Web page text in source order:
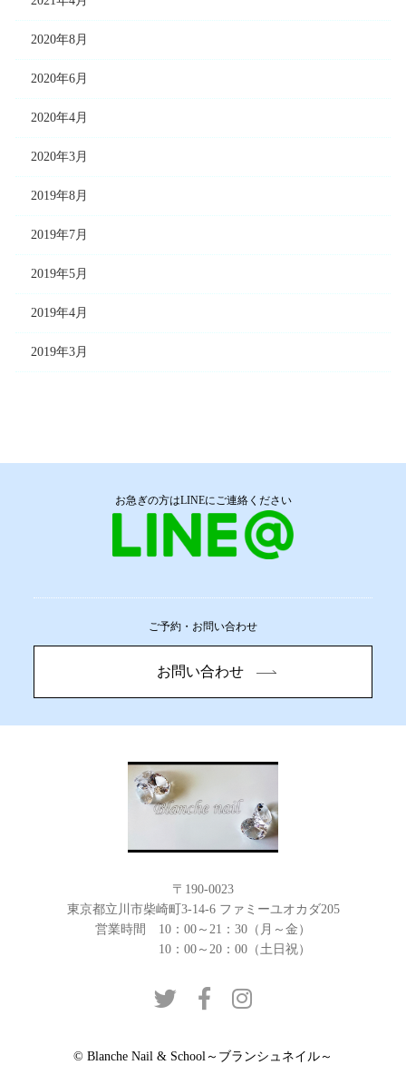
2020年8月
2020年6月
2020年4月
2020年3月
2019年8月
2019年7月
2019年5月
2019年4月
2019年3月
お急ぎの方はLINEにご連絡ください
ご予約・お問い合わせ
お問い合わせ
〒190-0023
東京都立川市柴崎町3-14-6 ファミーユオカダ205
営業時間 10：00～21：30（月～金）
10：00～20：00（土日祝）
© Blanche Nail & School～ブランシュネイル～